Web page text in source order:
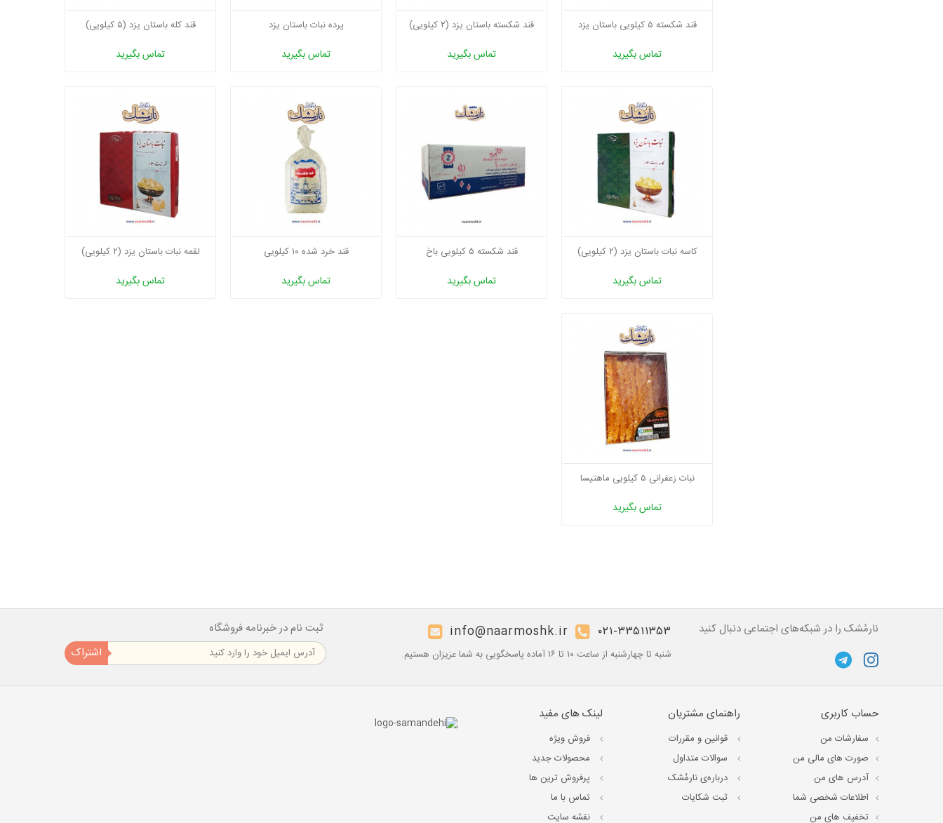
قند شکسته ۵ کیلویی باستان یزد
تماس بگیرید
قند شکسته باستان یزد (۲ کیلویی)
تماس بگیرید
پرده نبات باستان یزد
تماس بگیرید
قند کله باستان یزد (۵ کیلویی)
تماس بگیرید
کاسه نبات باستان یزد (۲ کیلویی)
تماس بگیرید
قند شکسته ۵ کیلویی باخ
تماس بگیرید
قند خرد شده ۱۰ کیلویی
تماس بگیرید
لقمه نبات باستان یزد (۲ کیلویی)
تماس بگیرید
نبات زعفرانی ۵ کیلویی ماهتیسا
تماس بگیرید
نارمُشک را در شبکه‌های اجتماعی دنبال کنید ۰۲۱-۳۳۵۱۱۳۵۳ info@naarmoshk.ir
شنبه تا چهارشنبه از ساعت ۱۰ تا ۱۶ آماده پاسخگویی به شما عزیزان هستیم.
ثبت نام در خبرنامه فروشگاه
اشتراک
حساب کاربری
سفارشات من
صورت های مالی من
آدرس های من
اطلاعات شخصی شما
تخفیف های من
راهنمای مشتریان
قوانین و مقررات
سوالات متداول
درباره‌ی نارمُشک
ثبت شکایات
لینک های مفید
فروش ویژه
محصولات جدید
پرفروش ترین‌ ها
تماس با ما
نقشه سایت